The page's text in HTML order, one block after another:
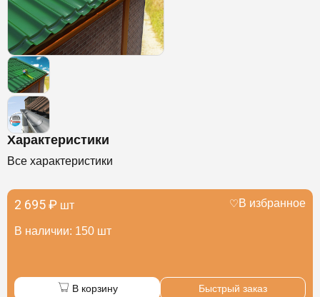
Характеристики
Все характеристики
2 695 ₽ шт
В наличии: 150 шт
В избранное
В корзину Быстрый заказ